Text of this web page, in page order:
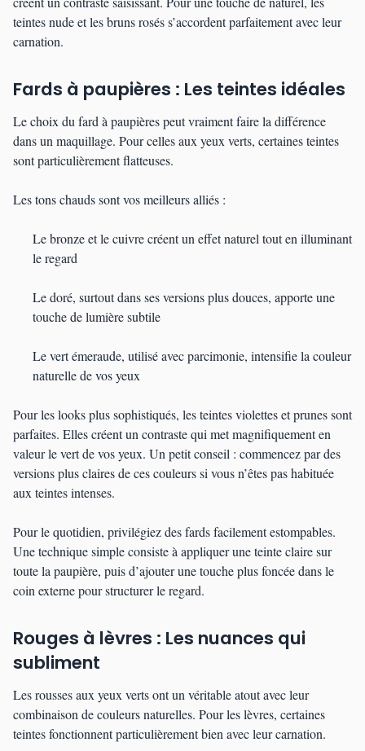
teintes nude et les bruns rosés s’accordent parfaitement avec leur
carnation.
Fards à paupières : Les teintes idéales
Le choix du fard à paupières peut vraiment faire la différence
dans un maquillage. Pour celles aux yeux verts, certaines teintes
sont particulièrement flatteuses.
Les tons chauds sont vos meilleurs alliés :
Le bronze et le cuivre créent un effet naturel tout en illuminant
le regard
Le doré, surtout dans ses versions plus douces, apporte une
touche de lumière subtile
Le vert émeraude, utilisé avec parcimonie, intensifie la couleur
naturelle de vos yeux
Pour les looks plus sophistiqués, les teintes violettes et prunes sont
parfaites. Elles créent un contraste qui met magnifiquement en
valeur le vert de vos yeux. Un petit conseil : commencez par des
versions plus claires de ces couleurs si vous n’êtes pas habituée
aux teintes intenses.
Pour le quotidien, privilégiez des fards facilement estompables.
Une technique simple consiste à appliquer une teinte claire sur
toute la paupière, puis d’ajouter une touche plus foncée dans le
coin externe pour structurer le regard.
Rouges à lèvres : Les nuances qui
subliment
Les rousses aux yeux verts ont un véritable atout avec leur
combinaison de couleurs naturelles. Pour les lèvres, certaines
teintes fonctionnent particulièrement bien avec leur carnation.